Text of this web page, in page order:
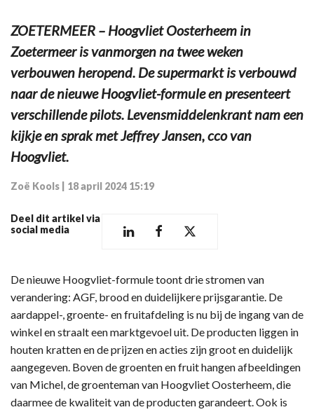
ZOETERMEER – Hoogvliet Oosterheem in
Zoetermeer is vanmorgen na twee weken
verbouwen heropend. De supermarkt is verbouwd
naar de nieuwe Hoogvliet-formule en presenteert
verschillende pilots. Levensmiddelenkrant nam een
kijkje en sprak met Jeffrey Jansen, cco van
Hoogvliet.
Zoë Kools 18 april 2024 15:19
Deel dit artikel via
social media
De nieuwe Hoogvliet-formule toont drie stromen van
verandering: AGF, brood en duidelijkere prijsgarantie. De
aardappel-, groente- en fruitafdeling is nu bij de ingang van de
winkel en straalt een marktgevoel uit. De producten liggen in
houten kratten en de prijzen en acties zijn groot en duidelijk
aangegeven. Boven de groenten en fruit hangen afbeeldingen
van Michel, de groenteman van Hoogvliet Oosterheem, die
daarmee de kwaliteit van de producten garandeert. Ook is